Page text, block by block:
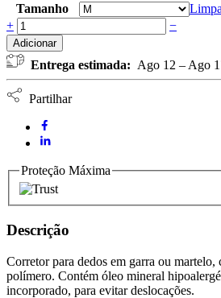
Tamanho
Corretor
em
Gel
para
Dedos
em
quantidade
+ −
Adicionar
Entrega estimada: Ago 12 – Ago
Partilhar
Proteção Máxima
Descrição
Corretor para dedos em garra ou martelo,
polímero. Contém óleo mineral
incorporado, para evitar deslocações.